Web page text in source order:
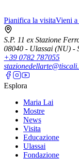
Pianifica la visitaVieni a
S.P. 11 ex Stazione
08040 - Ulassai (NU) -
+39 0782 787055
Esplora
Maria Lai
Mostre
News
Visita
Educazione
Ulassai
Fondazione